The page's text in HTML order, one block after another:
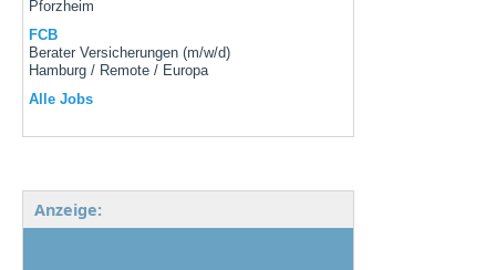
Pforzheim
FCB
Berater Versicherungen (m/w/d)
Hamburg / Remote / Europa
Alle Jobs
Anzeige: